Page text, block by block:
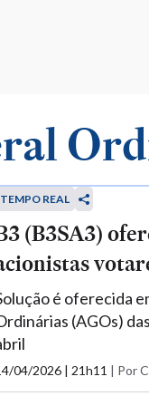
TEMPO REAL
(B3SA3)
é oferecida
(AGOs)
04/2026 | 21h11 | Por